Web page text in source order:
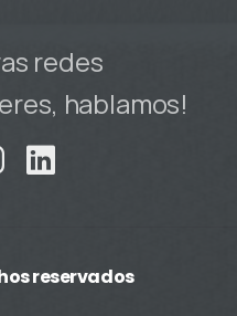
redes
hablamos!
reservados